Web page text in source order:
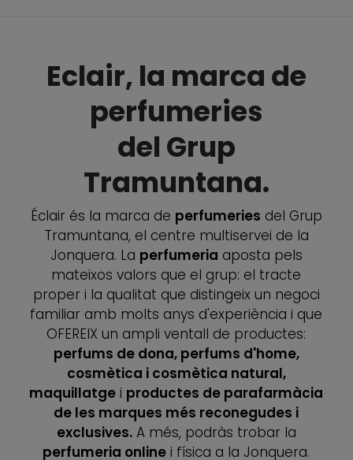
Eclair, la marca de
perfumeries
del Grup
Tramuntana.
Éclair és la marca de perfumeries del Grup
Tramuntana, el centre multiservei de la
Jonquera. La perfumeria aposta pels
mateixos valors que el grup: el tracte
proper i la qualitat que distingeix un negoci
familiar amb molts anys d'experiència i que
OFEREIX un ampli ventall de productes:
perfums de dona, perfums d'home,
cosmètica i cosmètica natural,
maquillatge i productes de parafarmàcia
de les marques més reconegudes i
exclusives.A més, podràs trobar la
perfumeria online i física a la Jonquera.